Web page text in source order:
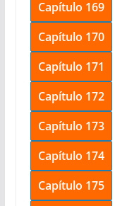
Capítulo 169
Capítulo 170
Capítulo 171
Capítulo 172
Capítulo 173
Capítulo 174
Capítulo 175